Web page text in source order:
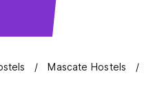
Mascate Hostels